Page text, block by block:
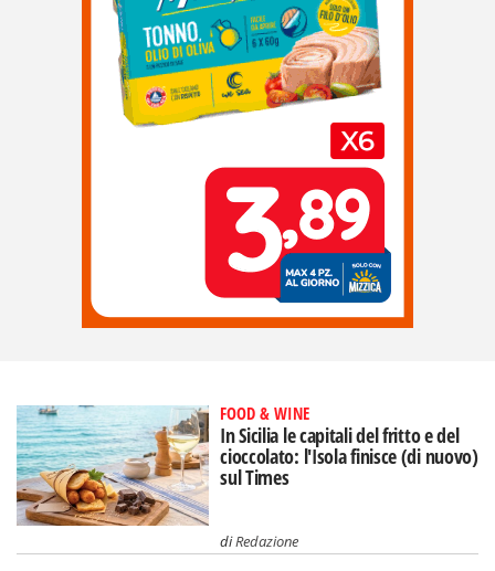
FOOD & WINE
In Sicilia le capitali del fritto e del
cioccolato: l'Isola finisce (di nuovo)
sul Times
diRedazione